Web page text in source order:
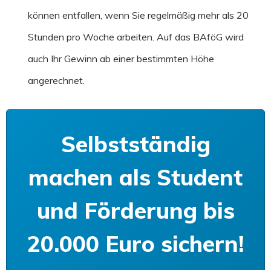
können entfallen, wenn Sie regelmäßig mehr als 20
Stunden pro Woche arbeiten. Auf das BAföG wird
auch Ihr Gewinn ab einer bestimmten Höhe
angerechnet.
Selbstständig
machen als Student
und Förderung bis
20.000 Euro sichern!